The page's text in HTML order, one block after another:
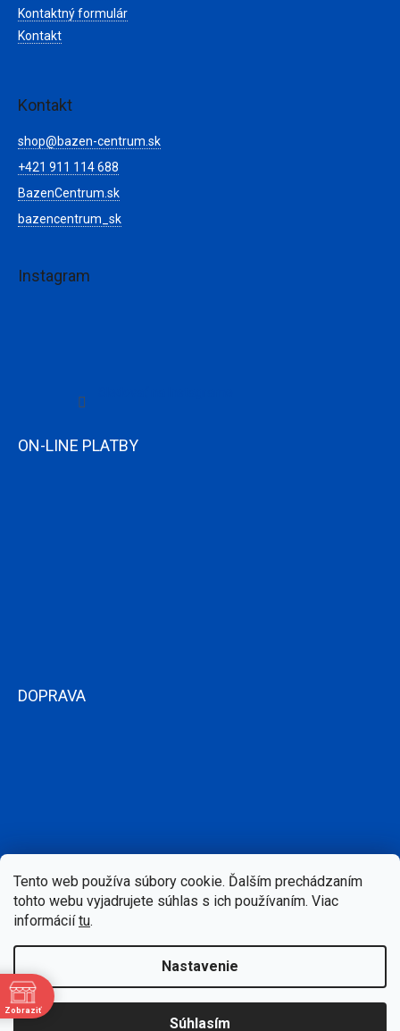
Tento web používa súbory cookie. Ďalším prechádzaním
tohto webu vyjadrujete súhlas s ich používaním. Viac
informáciítu.
Nastavenie
Súhlasím
Kontaktný formulár
Kontakt
Kontakt
shop@bazen-centrum.sk
+421 911 114 688
BazenCentrum.sk
bazencentrum_sk
Instagram
ON-LINE PLATBY
DOPRAVA
Copyright 2026
Upraviť nastavenie cookies
Zobraziť